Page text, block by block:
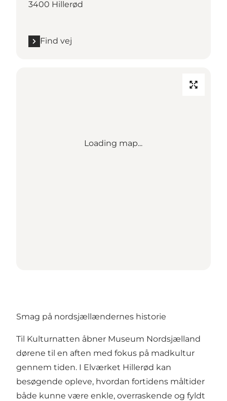
3400 Hillerød
Find vej
Loading map...
Smag på nordsjællændernes historie
Til Kulturnatten åbner Museum Nordsjælland
dørene til en aften med fokus på madkultur
gennem tiden. I Elværket Hillerød kan
besøgende opleve, hvordan fortidens måltider
både kunne være enkle, overraskende og fyldt